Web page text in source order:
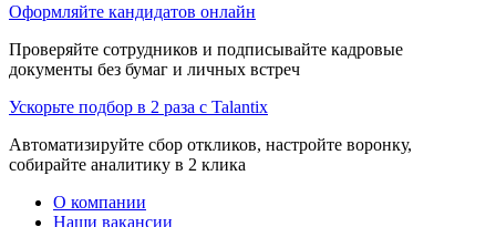
Оформляйте кандидатов онлайн
Проверяйте сотрудников и подписывайте кадровые
документы без бумаг и личных встреч
Ускорьте подбор в 2 раза с Talantix
Автоматизируйте сбор откликов, настройте воронку,
собирайте аналитику в 2 клика
О компании
Наши вакансии